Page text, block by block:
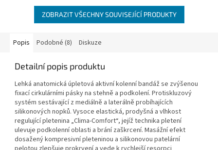
ZOBRAZIT VŠECHNY SOUVISEJÍCÍ PRODUKTY
Popis Podobné (8) Diskuze
Detailní popis produktu
Lehká anatomická úpletová aktivní kolenní bandáž se zvýšenou
fixací cirkulárními pásky na stehně a podkolení. Protiskluzový
systém sestávající z mediálně a laterálně probíhajících
silikonových nopků. Vysoce elastická, prodyšná a vlhkost
regulující pletenina „Clima-Comfort“, jejíž technika pletení
ulevuje podkolenní oblasti a brání zaškrcení. Masážní efekt
dosažený kompresivní pleteninou a silikonovou patelární